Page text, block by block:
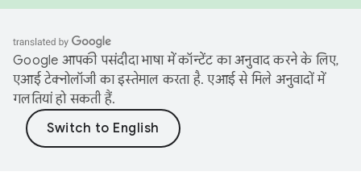
Google आपकी पसंदीदा भाषा में कॉन्टेंट का अनुवाद करने के लिए,
एआई टेक्नोलॉजी का इस्तेमाल करता है. एआई से मिले अनुवादों में
गलतियां हो सकती हैं.